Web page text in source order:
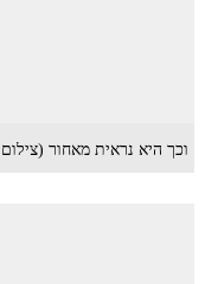
וכך היא נראית מאחור